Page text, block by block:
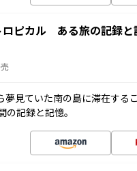
ロピカル ある旅の記録
夢見ていた南の島に滞在する
の記録と記憶。